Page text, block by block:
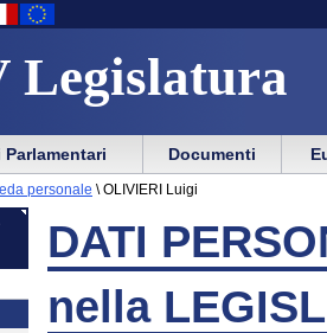
Legislatura
Parlamentari Documenti
personale \ OLIVIERI Luigi
DATI
nella